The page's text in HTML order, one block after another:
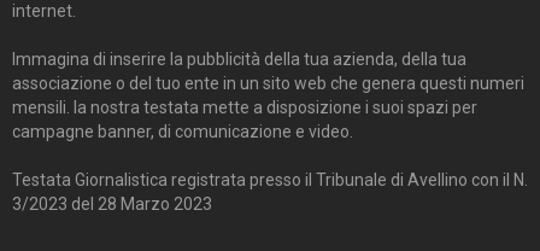
internet.
Immagina di inserire la pubblicità della tua azienda, della tua
associazione o del tuo ente in un sito web che genera questi numeri
mensili. la nostra testata mette a disposizione i suoi spazi per
campagne banner, di comunicazione e video.
Testata Giornalistica registrata presso il Tribunale di Avellino con il N.
3/2023 del 28 Marzo 2023